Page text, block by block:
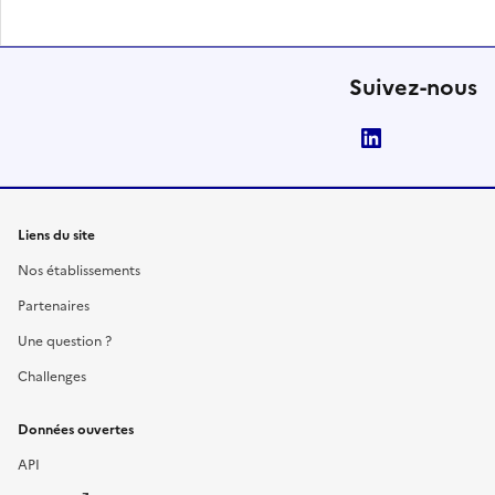
Suivez-nous
Liens du site
Nos établissements
Partenaires
Une question ?
Challenges
Données ouvertes
API